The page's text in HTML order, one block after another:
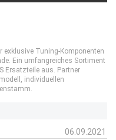
exklusive Tuning-Komponenten
Ein umfangreiches Sortiment
Ersatzteile aus. Partner
individuellen
06.09.2021